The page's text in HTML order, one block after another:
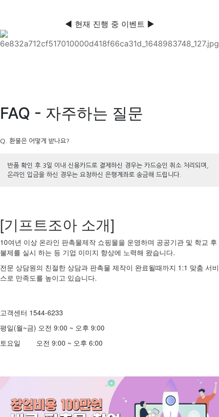
◀ 현재 진행 중 이벤트 ▶
FAQ - 자주하는 질문
Q. 환불은 어떻게 받나요?
반품 확인 후 3일 이내 신용카드로 결제하신 경우는 카드승인 취소 처리되며,
온라인 입금을 하신 경우는 요청하신 은행계좌로 송금해 드립니다.
[기프트조아 소개]
10여년 이상 온라인 판촉물제작 쇼핑몰을 운영하며 공공기관 및 학교 후
불제를 실시 하는 등 기업 이미지 향상에 노력해 왔습니다.
전문 상담원의 친절한 상담과 판촉물 제작이 완료될때까지 1:1 맞춤 서비
스로 만족도를 높이고 있습니다.
고객센터 1544-6233
평일(월~금) 오전 9:00 ~ 오후 9:00
토요일 오전 9:00 ~ 오후 6:00